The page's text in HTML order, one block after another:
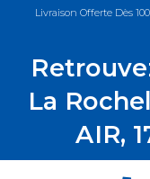
Livraison Offerte Dès
La
AIR,